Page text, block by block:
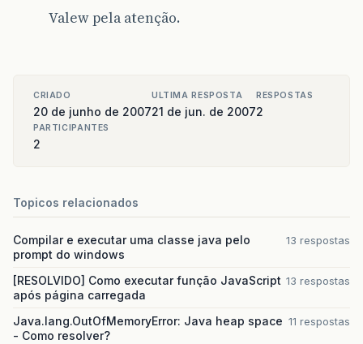
Valew pela atenção.
CRIADO
20 de junho de 2007
ULTIMA RESPOSTA
21 de jun. de 2007
RESPOSTAS
2
PARTICIPANTES
2
Topicos relacionados
Compilar e executar uma classe java pelo
prompt do windows
13 respostas
[RESOLVIDO] Como executar função JavaScript
após página carregada
13 respostas
Java.lang.OutOfMemoryError: Java heap space
- Como resolver?
11 respostas